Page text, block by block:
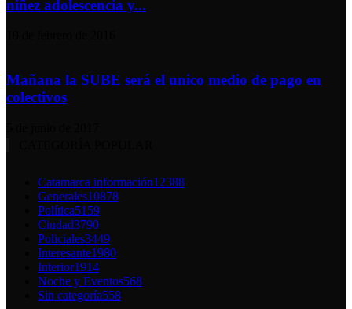
niñez adolescencia y...
Mañana la SUBE será el unico medio de pago en
colectivos
Catamarca información12388
Generales10878
Política5159
Ciudad3790
Policiales3449
Interesante1980
Interior1914
Noche y Eventos568
Sin categoría558